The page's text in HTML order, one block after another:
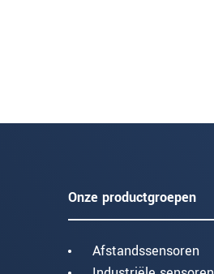
Onze productgroepen
Afstandssensoren